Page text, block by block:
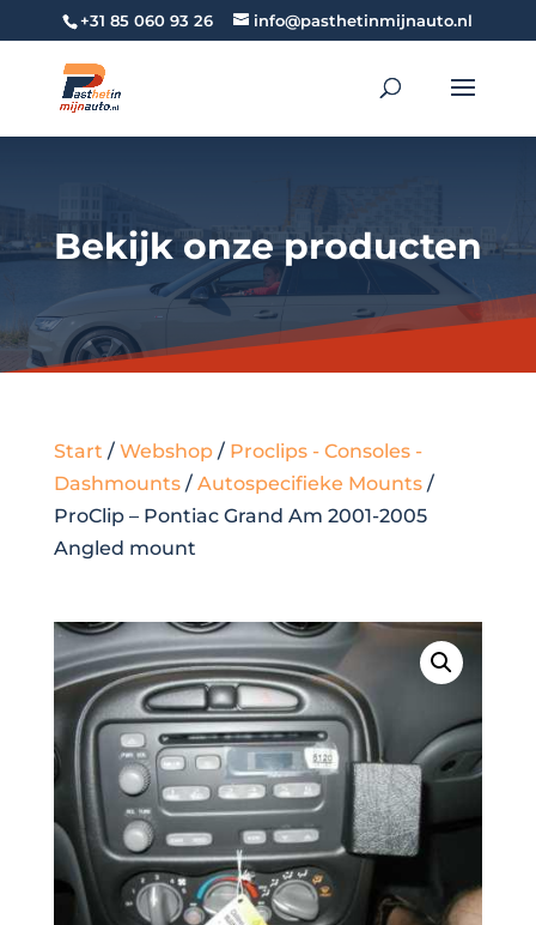
+31 85 060 93 26 info@pasthetinmijnauto.nl
Bekijk onze producten
Start / Webshop/ Proclips - Consoles -
Dashmounts/ Autospecifieke Mounts/
ProClip – Pontiac Grand Am 2001-2005
Angled mount